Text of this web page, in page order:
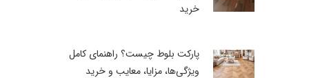
خرید
پارکت بلوط چیست؟ راهنمای کامل
ویژگی‌ها، مزایا، معایب و خرید